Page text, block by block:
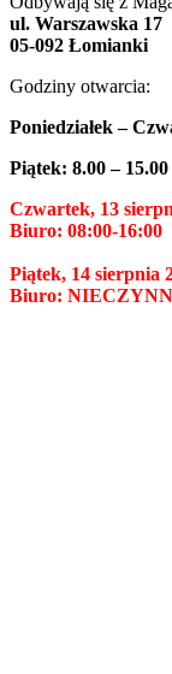
ul. Warszawska 17
05-092 Łomianki
Godziny otwarcia:
Poniedziałek –
Piątek: 8.00 – 15.00
Czwartek, 13
Biuro: 08:00-16:00
Piątek, 14 sierpnia
Biuro: